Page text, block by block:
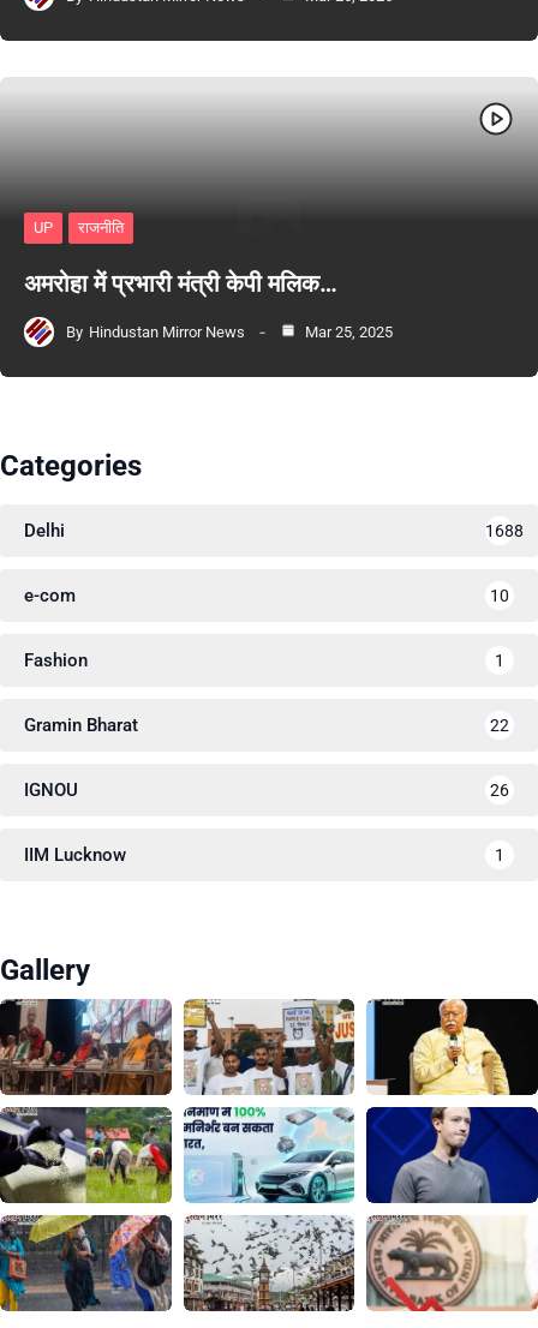
UP राजनीति
अमरोहा में प्रभारी मंत्री केपी मलिक…
By Hindustan Mirror News Mar 25, 2025
Categories
Delhi 1688
e-com 10
Fashion 1
Gramin Bharat 22
IGNOU 26
IIM Lucknow 1
Gallery